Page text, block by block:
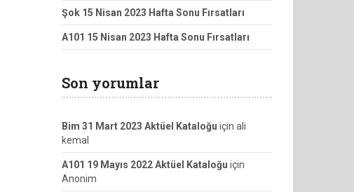
Şok 15 Nisan 2023 Hafta Sonu Fırsatları
A101 15 Nisan 2023 Hafta Sonu Fırsatları
Son yorumlar
Bim 31 Mart 2023 Aktüel Kataloğu için ali
kemal
A101 19 Mayıs 2022 Aktüel Kataloğu için
Anonim